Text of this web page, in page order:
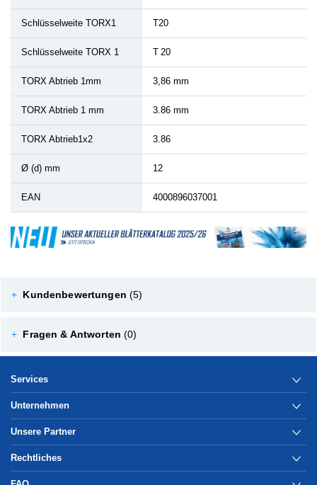
Schlüsselweite TORX1 T20
Schlüsselweite TORX 1 T 20
TORX Abtrieb 1mm 3,86 mm
TORX Abtrieb 1 mm 3.86 mm
TORX Abtrieb1x2 3.86
Ø (d) mm 12
EAN 4000896037001
+ Kundenbewertungen (5)
+ Fragen & Antworten (0)
Services
Unternehmen
Unsere Partner
Rechtliches